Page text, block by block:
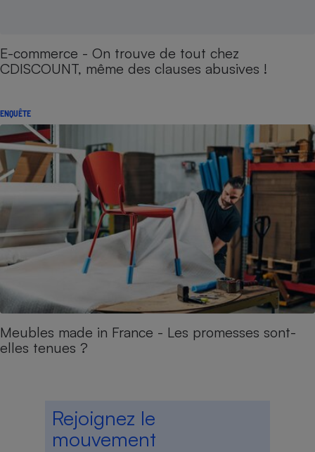
E-commerce - On trouve de tout chez
CDISCOUNT, même des clauses abusives !
ENQUÊTE
Meubles made in France - Les promesses sont-
elles tenues ?
Rejoignez le
mouvement